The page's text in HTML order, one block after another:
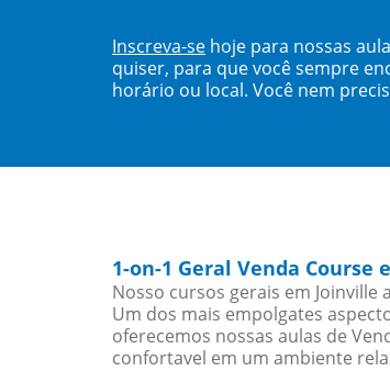
Inscreva-se hoje para nossas
quiser, para que você sempre
horário ou local. Você nem
1-on-1 Geral Venda Course
Nosso cursos gerais em
Um dos mais empolgates
oferecemos nossas aulas de
confortavel em um ambiente